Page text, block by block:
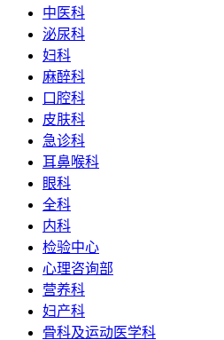
中医科
泌尿科
妇科
麻醉科
口腔科
皮肤科
急诊科
耳鼻喉科
眼科
全科
内科
检验中心
心理咨询部
营养科
妇产科
骨科及运动医学科